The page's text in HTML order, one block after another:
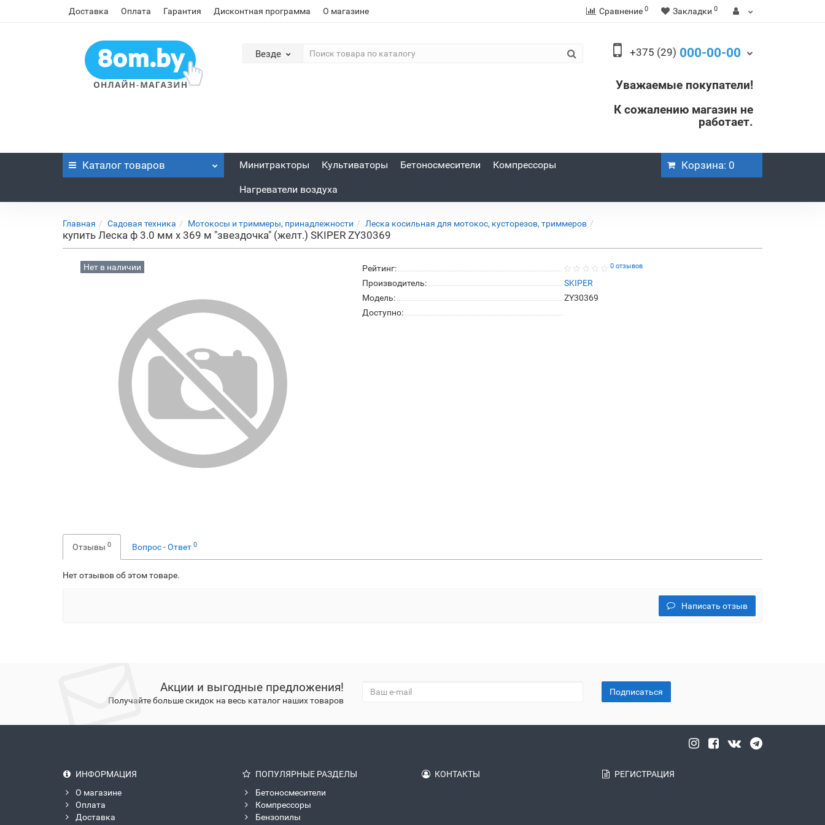
Доставка Оплата Гарантия Дисконтная программа О магазине Сравнение 0 Закладки 0
Везде +375 (29) 000-00-00
Уважаемые покупатели!
К сожалению магазин не
работает.
Каталог товаров Минитракторы Культиваторы Бетоносмесители Компрессоры
Нагреватели воздуха
Корзина: 0
Главная Садовая техника Мотокосы и триммеры, принадлежности Леска косильная для мотокос, кусторезов, триммеров
купить Леска ф 3.0 мм х 369 м "звездочка" (желт.) SKIPER ZY30369
Нет в наличии Рейтинг: 0 отзывов
Производитель:
SKIPER
Модель:
ZY30369
Доступно:
Отзывы 0 Вопрос - Ответ 0
Нет отзывов об этом товаре.
Написать отзыв
Акции и выгодные предложения!
Получайте больше скидок на весь каталог наших товаров
Подписаться
ИНФОРМАЦИЯ
О магазине
Оплата
Доставка
ПОПУЛЯРНЫЕ РАЗДЕЛЫ
Бетоносмесители
Компрессоры
Бензопилы
КОНТАКТЫ РЕГИСТРАЦИЯ